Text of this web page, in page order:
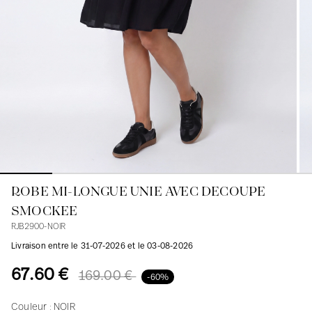
Blazers, Vestes
Pulls
Blazers, Vestes
Manteaux
Accessoires
En ligne avec les courbes des femmes
ROBE MI-LONGUE UNIE AVEC DECOUPE
SMOCKEE
RJB2900-NOIR
Livraison entre le 31-07-2026 et le 03-08-2026
67.60 € 169.00 € -60%
Couleur : NOIR